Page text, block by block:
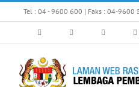
to
Tel : 04 - 9600 600 | Faks : 04-9600